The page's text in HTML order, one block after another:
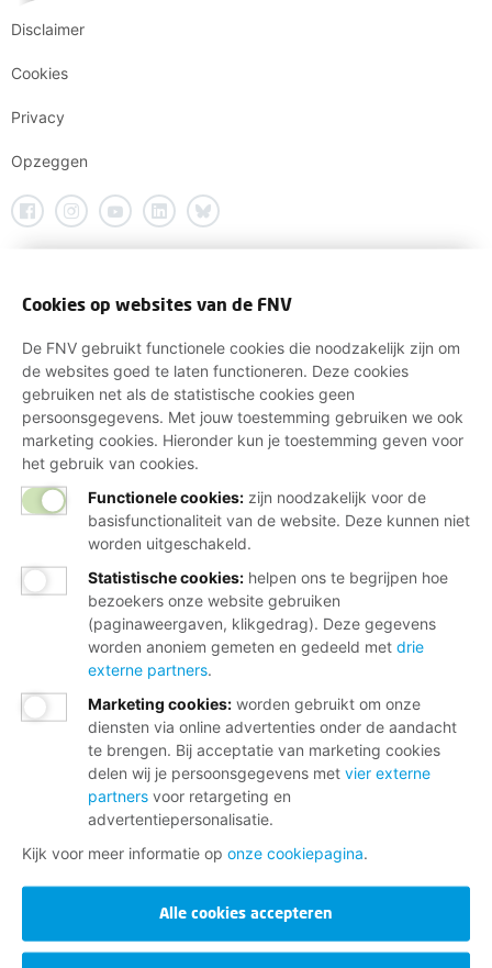
Disclaimer
Cookies
Privacy
Opzeggen
Cookies op websites van de FNV
De FNV gebruikt functionele cookies die noodzakelijk zijn om
de websites goed te laten functioneren. Deze cookies
gebruiken net als de statistische cookies geen
persoonsgegevens. Met jouw toestemming gebruiken we ook
marketing cookies. Hieronder kun je toestemming geven voor
het gebruik van cookies.
Functionele cookies: zijn noodzakelijk voor de
basisfunctionaliteit van de website. Deze kunnen niet
worden uitgeschakeld.
Statistische cookies: helpen ons te begrijpen hoe
bezoekers onze website gebruiken
(paginaweergaven, klikgedrag). Deze gegevens
worden anoniem gemeten en gedeeld met drie
externe partners.
Marketing cookies: worden gebruikt om onze
diensten via online advertenties onder de aandacht
te brengen. Bij acceptatie van marketing cookies
delen wij je persoonsgegevens met vier externe
partners voor retargeting en
advertentiepersonalisatie.
Kijk voor meer informatie op onze cookiepagina.
Alle cookies accepteren